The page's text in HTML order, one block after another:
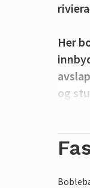
Her
og
av
gøy